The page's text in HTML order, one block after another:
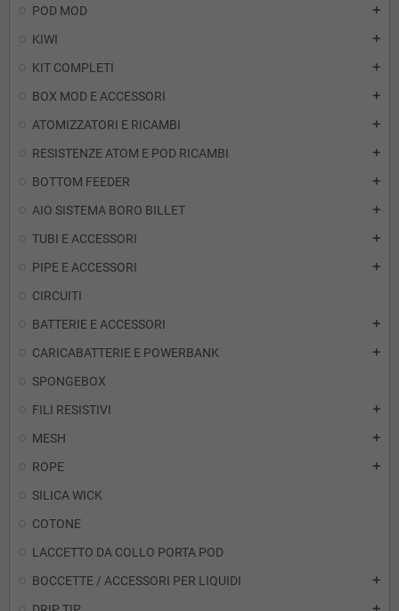
POD MOD add
KIWI add
KIT COMPLETI add
BOX MOD E ACCESSORI add
ATOMIZZATORI E RICAMBI add
RESISTENZE ATOM E POD RICAMBI add
BOTTOM FEEDER add
AIO SISTEMA BORO BILLET add
TUBI E ACCESSORI add
PIPE E ACCESSORI add
CIRCUITI
BATTERIE E ACCESSORI
add
CARICABATTERIE E POWERBANK add
SPONGEBOX
FILI RESISTIVI
add
MESH add
ROPE add
SILICA WICK
COTONE
LACCETTO DA COLLO PORTA POD
BOCCETTE / ACCESSORI PER LIQUIDI
add